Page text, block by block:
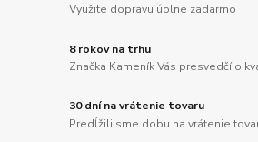
Využite dopravu úplne zadarmo
8 rokov na trhu
Značka Kameník Vás presvedčí o
30 dní na vrátenie tovaru
Predĺžili sme dobu na vrátenie